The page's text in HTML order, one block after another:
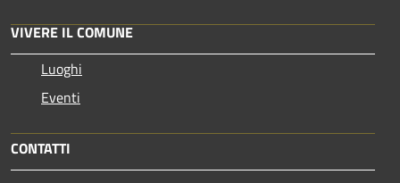
VIVERE IL COMUNE
Luoghi
Eventi
CONTATTI